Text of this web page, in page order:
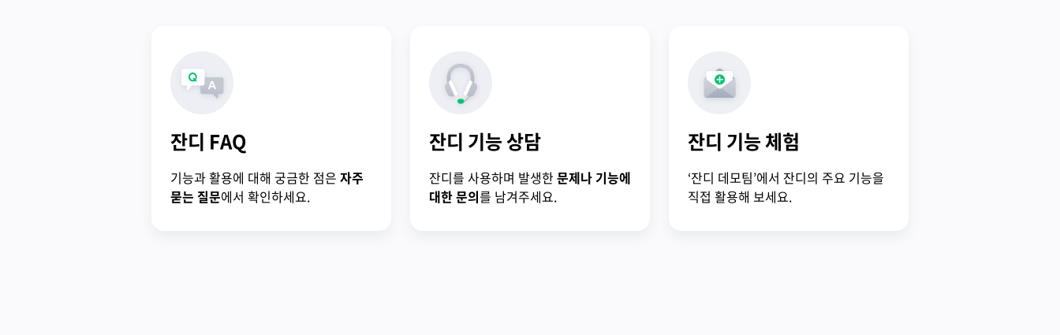
잔디 FAQ
기능과 활용에 대해 궁금한 점은 자주
묻는 질문에서 확인하세요.
잔디 기능 상담
잔디를 사용하며 발생한 문제나 기능에
대한 문의를 남겨주세요.
잔디 기능 체험
‘잔디 데모팀’에서 잔디의 주요 기능을
직접 활용해 보세요.